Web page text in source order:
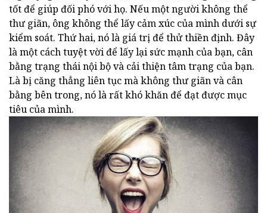
tốt để giúp đối phó với họ. Nếu một người không thể
thư giãn, ông không thể lấy cảm xúc của mình dưới sự
kiểm soát. Thứ hai, nó là giá trị để thử thiền định. Đây
là một cách tuyệt vời để lấy lại sức mạnh của bạn, cân
bằng trạng thái nội bộ và cải thiện tâm trạng của bạn.
Là bị căng thẳng liên tục mà không thư giãn và cân
bằng bên trong, nó là rất khó khăn để đạt được mục
tiêu của mình.